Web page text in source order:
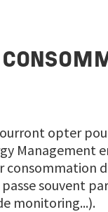
opter
Management
souvent
monitoring...).